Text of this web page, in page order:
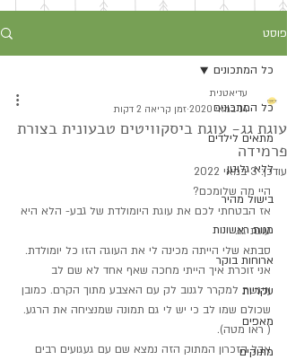
פוסט
כל המתכונים
מתאים לילדים
ללא גלוטן
בישול מהיר
מנות ראשונות
ארוחות בוקר
עקריות
מאפים
מתוקים
כל המתכונים
עוגת גג- עוגת ביסקוויטים טבעונית בצורת
פרמידה
עדיאטנית
14 במאי 2020
זמן קריאה 2 דקות
עודכן:3 במאי 2022
היי מה שלומכם?
אז הבטחתי לכם את עוגת היומולדת של גבע- הלא היא
עוגת גג.
סבתא שלי הייתה מכינה לי את העוגה הזו כל יומולדת.
אני זוכרת איך הייתי מחכה שאף אחד לא שם לב
וניגשת למקרר לגנוב לק עם האצבע מתוך הקרם. כמובן
שכולם שמו לב כי יש לי גם תמונה שמנציחה את הרגע.
( ראו מטה).
אבל הזכרון המתוק הזה נמצא שם עם געגועים רבים